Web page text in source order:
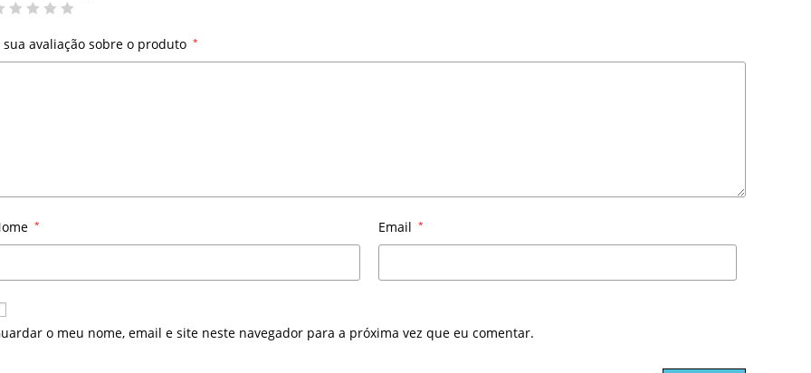
sua avaliação sobre o produto *
* Email *
o meu nome, email e site neste navegador para a próxima vez que eu comentar.